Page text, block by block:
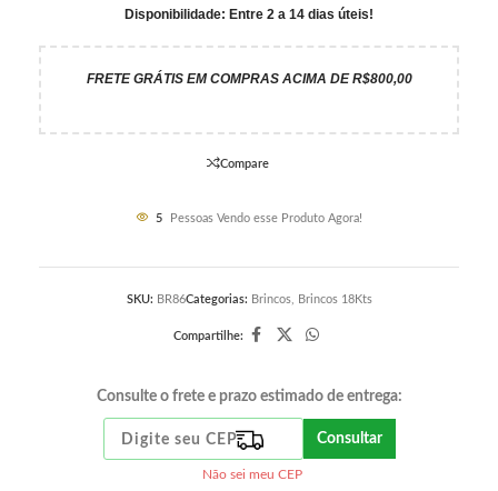
Disponibilidade: Entre 2 a 14 dias úteis!
FRETE GRÁTIS EM COMPRAS ACIMA DE R$800,00
Compare
5 Pessoas Vendo esse Produto Agora!
SKU: BR86Categorias: Brincos, Brincos 18Kts
Compartilhe:
Consulte o frete e prazo estimado de entrega:
Consultar
Não sei meu CEP